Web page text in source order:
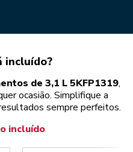
incluído?
de 3,1 L 5KFP1319,
ocasião. Simplifique a
sempre perfeitos.
incluído